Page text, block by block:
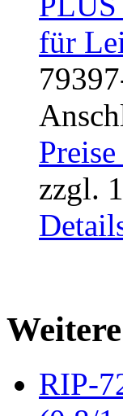
zzgl.
RIP-